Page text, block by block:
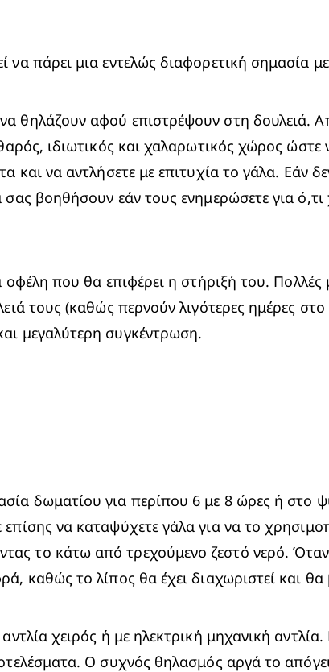
πάρει μια εντελώς διαφορετική σημασία
θηλάζουν αφού επιστρέψουν στη δουλειά.
ιδιωτικός και χαλαρωτικός χώρος ώστε
και να αντλήσετε με επιτυχία το γάλα. Εάν
βοηθήσουν εάν τους ενημερώσετε για ό,τι
που θα επιφέρει η στήριξή του. Πολλές
τους (καθώς περνούν λιγότερες ημέρες
μεγαλύτερη συγκέντρωση.
δωματίου για περίπου 6 με 8 ώρες ή στο
να καταψύχετε γάλα για να το
το κάτω από τρεχούμενο ζεστό νερό.
καθώς το λίπος θα έχει διαχωριστεί και θα
χειρός ή με ηλεκτρική μηχανική αντλία.
O συχνός θηλασμός αργά το